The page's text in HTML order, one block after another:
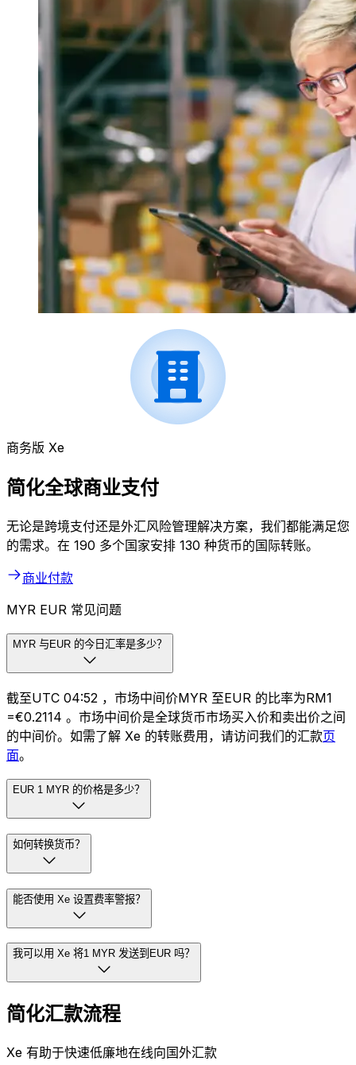
商务版 Xe
简化全球商业支付
无论是跨境支付还是外汇风险管理解决方案，我们都能满足您
的需求。在 190 多个国家安排 130 种货币的国际转账。
商业付款
MYR EUR 常见问题
MYR 与EUR 的今日汇率是多少？
截至UTC 04:52 ，市场中间价MYR 至EUR 的比率为RM1
=€0.2114 。市场中间价是全球货币市场买入价和卖出价之间
的中间价。如需了解 Xe 的转账费用，请访问我们的汇款页
面。
EUR 1 MYR 的价格是多少？
如何转换货币？
能否使用 Xe 设置费率警报？
我可以用 Xe 将1 MYR 发送到EUR 吗？
简化汇款流程
Xe 有助于快速低廉地在线向国外汇款